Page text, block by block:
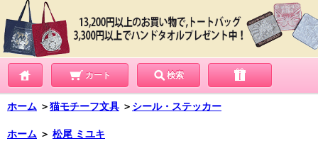
カート 検索
ホーム ＞猫モチーフ文具 ＞ シール・ステッカー
ホーム ＞ 松尾 ミユキ